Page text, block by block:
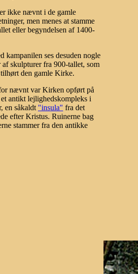
ikke nævnt i de gamle
men menes at stamme
eller begyndelsen af 1400-
kampanilen ses desuden nogle
af skulpturer fra 900-tallet, som
den gamle Kirke.
nævnt var Kirken opført på
et antikt lejlighedskompleks i
en såkaldt "insula" fra det
efter Kristus. Ruinerne bag
stammer fra den antikke